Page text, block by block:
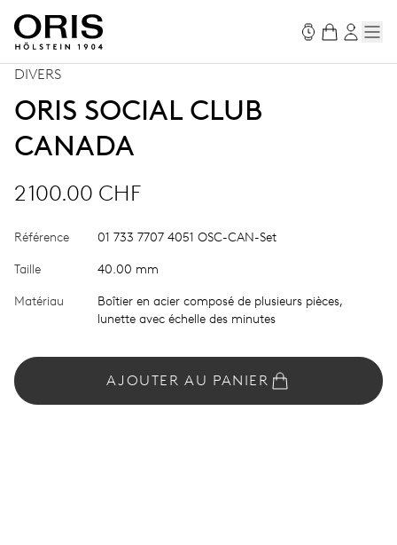
DIVERS
ORIS SOCIAL CLUB
CANADA
2 100.00 CHF
Référence 01 733 7707 4051 OSC-CAN-Set
Taille 40.00 mm
Matériau
Boîtier en acier composé de plusieurs pièces,
lunette avec échelle des minutes
AJOUTER AU PANIER